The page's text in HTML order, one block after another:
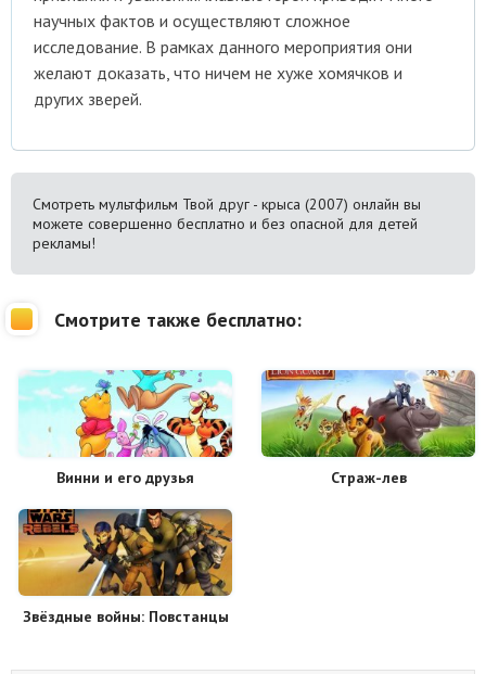
научных фактов и осуществляют сложное
исследование. В рамках данного мероприятия они
желают доказать, что ничем не хуже хомячков и
других зверей.
Смотреть мультфильм Твой друг - крыса (2007) онлайн вы
можете совершенно бесплатно и без опасной для детей
рекламы!
Смотрите также бесплатно:
Винни и его друзья Страж-лев
Звёздные войны: Повстанцы